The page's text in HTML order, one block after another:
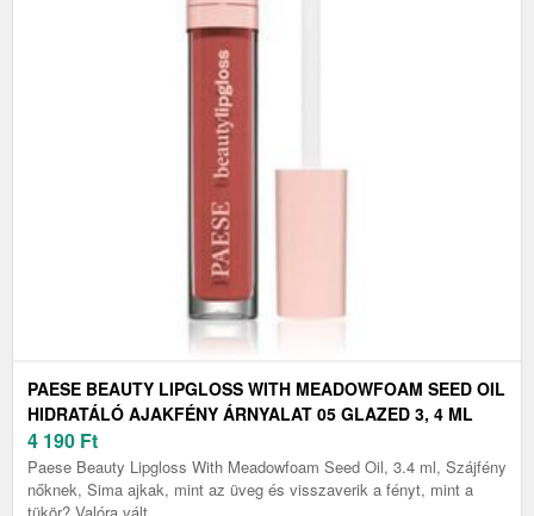
PAESE BEAUTY LIPGLOSS WITH MEADOWFOAM SEED OIL
HIDRATÁLÓ AJAKFÉNY ÁRNYALAT 05 GLAZED 3, 4 ML
4 190 Ft
Paese Beauty Lipgloss With Meadowfoam Seed Oil, 3.4 ml, Szájfény
nőknek, Sima ajkak, mint az üveg és visszaverik a fényt, mint a